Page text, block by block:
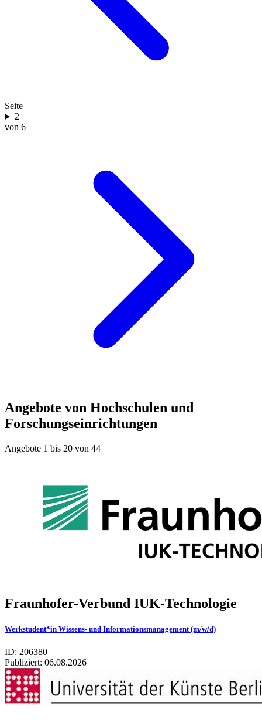
Seite
2
von 6
Angebote von Hochschulen und
Forschungseinrichtungen
Angebote 1 bis 20 von 44
Fraunhofer-Verbund IUK-Technologie
Werkstudent*in Wissens- und Informationsmanagement (m/w/d)
ID: 206380
Publiziert: 06.08.2026